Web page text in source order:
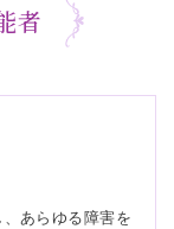
者
あらゆる障害を